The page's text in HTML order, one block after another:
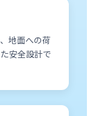
地面への荷
安全設計で